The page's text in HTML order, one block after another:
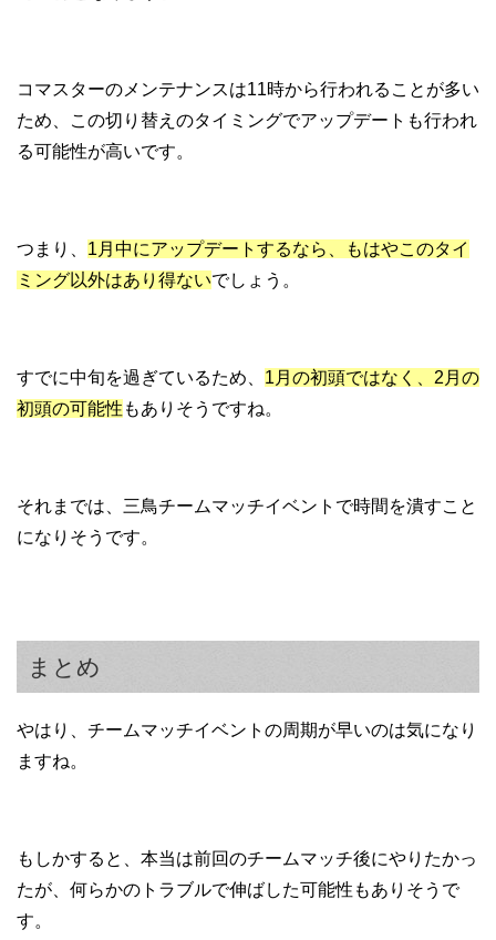
コマスターのメンテナンスは11時から行われることが多い
ため、この切り替えのタイミングでアップデートも行われ
る可能性が高いです。
つまり、 1月中にアップデートするなら、もはやこのタイ
ミング以外はあり得ないでしょう。
すでに中旬を過ぎているため、 1月の初頭ではなく、2月の
初頭の可能性 もありそうですね。
それまでは、三鳥チームマッチイベントで時間を潰すこと
になりそうです。
まとめ
やはり、チームマッチイベントの周期が早いのは気になり
ますね。
もしかすると、本当は前回のチームマッチ後にやりたかっ
たが、何らかのトラブルで伸ばした可能性もありそうで
す。